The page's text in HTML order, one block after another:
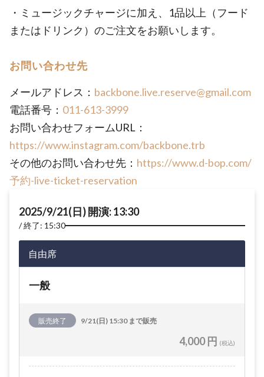
・ミュージックチャージに加え、1品以上（フード
またはドリンク）のご注文をお願いします。
お問い合わせ先
メールアドレス： backbone.live.reserve@gmail.com
電話番号： 011-613-3999
お問い合わせフォームURL：
https://www.instagram.com/backbone.trb
その他のお問い合わせ先： https://www.d-bop.com/
予約-live-ticket-reservation
2025/9/21(日) 開演: 13:30
終了: 15:30
自由席
一般
販売終了 9/21(日) 15:30 まで販売
4,000 円 (税込)